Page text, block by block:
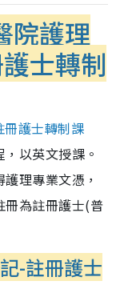
院護理
士轉制
護士轉制課
以英文授課。
理專業文憑，
冊為註冊護士(普
-註冊護士